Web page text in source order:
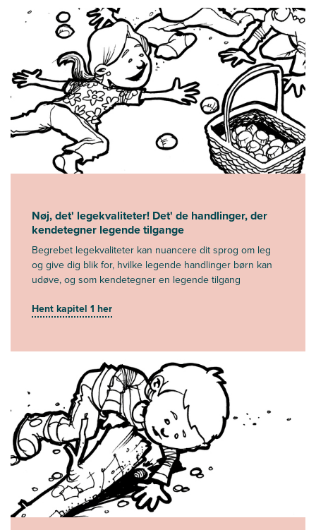
Nøj, det' legekvaliteter! Det' de handlinger, der
kendetegner legende tilgange
Begrebet legekvaliteter kan nuancere dit sprog om leg
og give dig blik for, hvilke legende handlinger børn kan
udøve, og som kendetegner en legende tilgang
Hent kapitel 1 her